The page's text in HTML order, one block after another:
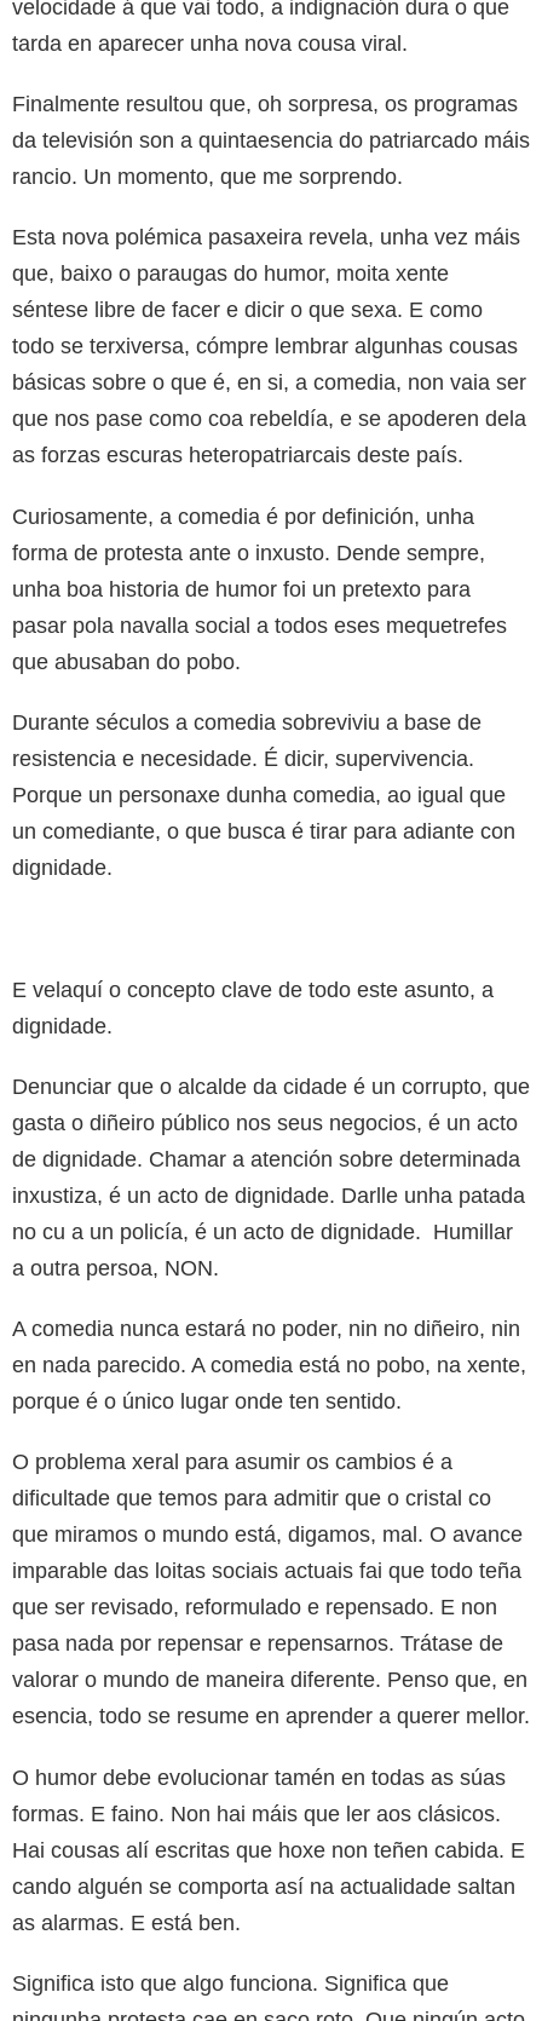
velocidade á que vai todo, a indignación dura o que
tarda en aparecer unha nova cousa viral.
Finalmente resultou que, oh sorpresa, os programas
da televisión son a quintaesencia do patriarcado máis
rancio. Un momento, que me sorprendo.
Esta nova polémica pasaxeira revela, unha vez máis
que, baixo o paraugas do humor, moita xente
séntese libre de facer e dicir o que sexa. E como
todo se terxiversa, cómpre lembrar algunhas cousas
básicas sobre o que é, en si, a comedia, non vaia ser
que nos pase como coa rebeldía, e se apoderen dela
as forzas escuras heteropatriarcais deste país.
Curiosamente, a comedia é por definición, unha
forma de protesta ante o inxusto. Dende sempre,
unha boa historia de humor foi un pretexto para
pasar pola navalla social a todos eses mequetrefes
que abusaban do pobo.
Durante séculos a comedia sobreviviu a base de
resistencia e necesidade. É dicir, supervivencia.
Porque un personaxe dunha comedia, ao igual que
un comediante, o que busca é tirar para adiante con
dignidade.
E velaquí o concepto clave de todo este asunto, a
dignidade.
Denunciar que o alcalde da cidade é un corrupto, que
gasta o diñeiro público nos seus negocios, é un acto
de dignidade. Chamar a atención sobre determinada
inxustiza, é un acto de dignidade. Darlle unha patada
no cu a un policía, é un acto de dignidade. Humillar
a outra persoa, NON.
A comedia nunca estará no poder, nin no diñeiro, nin
en nada parecido. A comedia está no pobo, na xente,
porque é o único lugar onde ten sentido.
O problema xeral para asumir os cambios é a
dificultade que temos para admitir que o cristal co
que miramos o mundo está, digamos, mal. O avance
imparable das loitas sociais actuais fai que todo teña
que ser revisado, reformulado e repensado. E non
pasa nada por repensar e repensarnos. Trátase de
valorar o mundo de maneira diferente. Penso que, en
esencia, todo se resume en aprender a querer mellor.
O humor debe evolucionar tamén en todas as súas
formas. E faino. Non hai máis que ler aos clásicos.
Hai cousas alí escritas que hoxe non teñen cabida. E
cando alguén se comporta así na actualidade saltan
as alarmas. E está ben.
Significa isto que algo funciona. Significa que